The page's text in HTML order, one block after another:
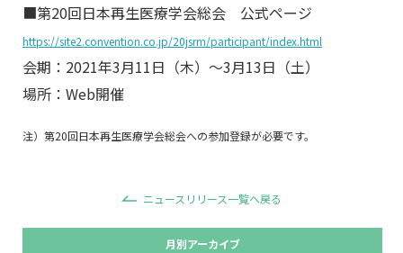
■第20回日本再生医療学会総会 公式ページ
https://site2.convention.co.jp/20jsrm/participant/index.html
会期：2021年3月11日（木）～3月13日（土）
場所：Web開催
注）第20回日本再生医療学会総会への参加登録が必要です。
ニュースリリース一覧へ戻る
月別アーカイブ